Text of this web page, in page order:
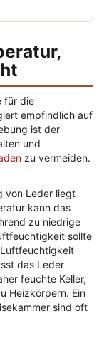
für die
empfindlich auf
ist der
und
zu vermeiden.
von Leder liegt
kann das
zu niedrige
sollte
das Leder
feuchte Keller,
Heizkörpern. Ein
sind oft